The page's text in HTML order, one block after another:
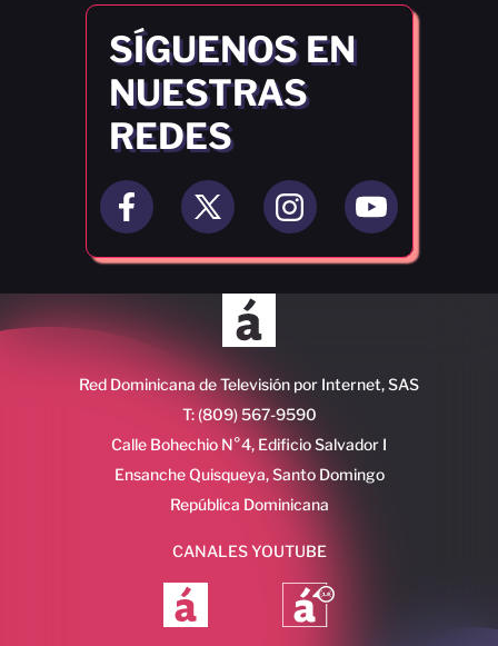
SÍGUENOS EN
NUESTRAS
REDES
Red Dominicana de Televisión por Internet, SAS
T: (809) 567-9590
Calle Bohechio N°4, Edificio Salvador I
Ensanche Quisqueya, Santo Domingo
República Dominicana
CANALES YOUTUBE